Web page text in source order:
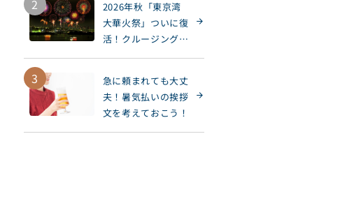
2
2026年秋「東京湾
大華火祭」ついに復
活！クルージングで
楽しもう
3
急に頼まれても大丈
夫！暑気払いの挨拶
文を考えておこう！